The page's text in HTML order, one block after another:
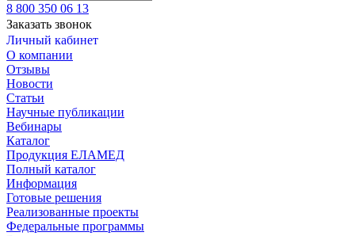
8 800 350 06 13
Заказать звонок
Личный кабинет
О компании
Отзывы
Новости
Статьи
Научные публикации
Вебинары
Каталог
Продукция ЕЛАМЕД
Полный каталог
Информация
Готовые решения
Реализованные проекты
Федеральные программы